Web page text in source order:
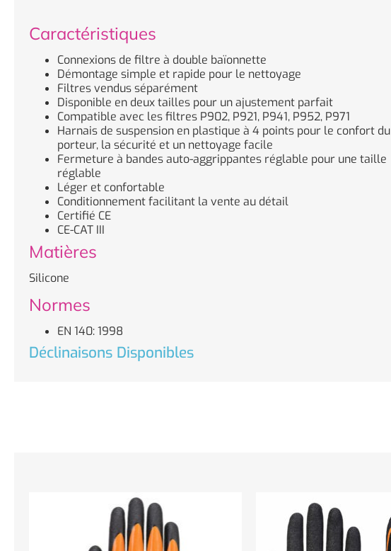
Caractéristiques
Connexions de filtre à double baïonnette
Démontage simple et rapide pour le nettoyage
Filtres vendus séparément
Disponible en deux tailles pour un ajustement parfait
Compatible avec les filtres P902, P921, P941, P952, P971
Harnais de suspension en plastique à 4 points pour le confort du
porteur, la sécurité et un nettoyage facile
Fermeture à bandes auto-aggrippantes réglable pour une taille
réglable
Léger et confortable
Conditionnement facilitant la vente au détail
Certifié CE
CE-CAT III
Matières
Silicone
Normes
EN 140: 1998
Déclinaisons Disponibles